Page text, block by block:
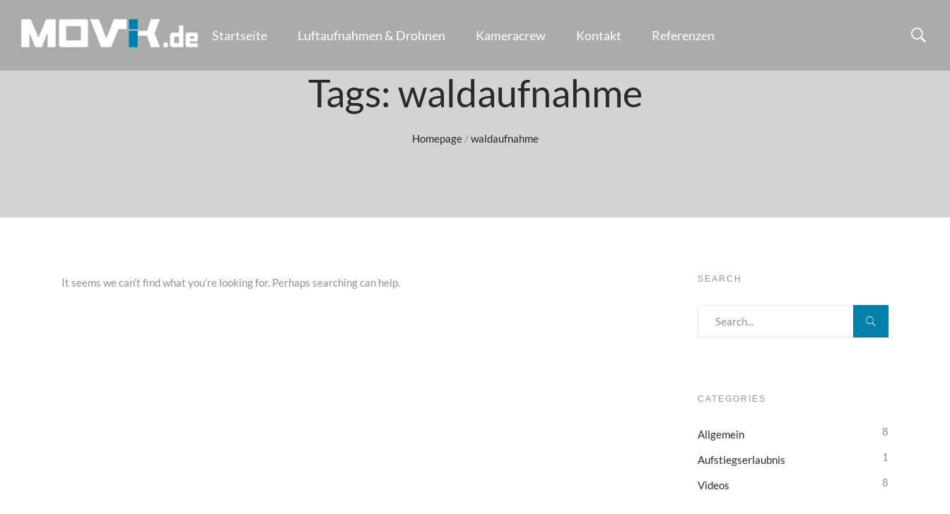
content
Startseite Luftaufnahmen & Drohnen Kameracrew Kontakt Referenzen
Tags: waldaufnahme
Homepage /waldaufnahme
It seems we can’t find what you’re looking for. Perhaps searching can help. SEARCH
CATEGORIES
Allgemein 8
Aufstiegserlaubnis 1
Videos 8